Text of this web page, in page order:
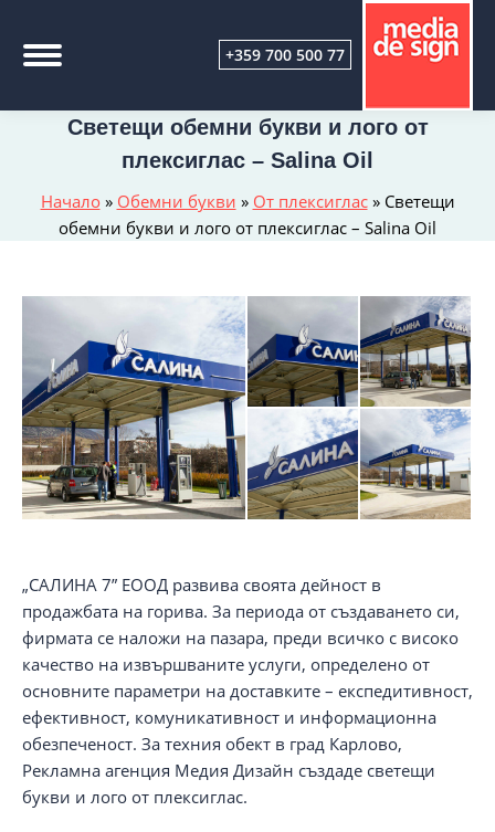
+359 700 500 77
Начало» Обемни букви » От плексиглас» Светещи
обемни букви и лого от плексиглас – Salina Oil
Светещи обемни букви и лого от
плексиглас – Salina Oil
„САЛИНА 7” ЕООД развива своята дейност в
продажбата на горива. За периода от създаването си,
фирмата се наложи на пазара, преди всичко с високо
качество на извършваните услуги, определено от
основните параметри на доставките – експедитивност,
ефективност, комуникативност и информационна
обезпеченост. За техния обект в град Карлово,
Рекламна агенция Медия Дизайн създаде светещи
букви и лого от плексиглас.